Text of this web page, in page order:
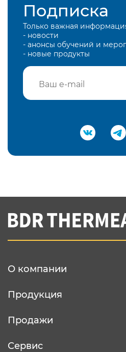
Подписка
Только важная
- новости
- анонсы обучений и
- новые продукты
Подтвердить e-mail
Вы соглашаетесь с нашей
конфеденциальности
О компании
Продукция
Продажи
Сервис